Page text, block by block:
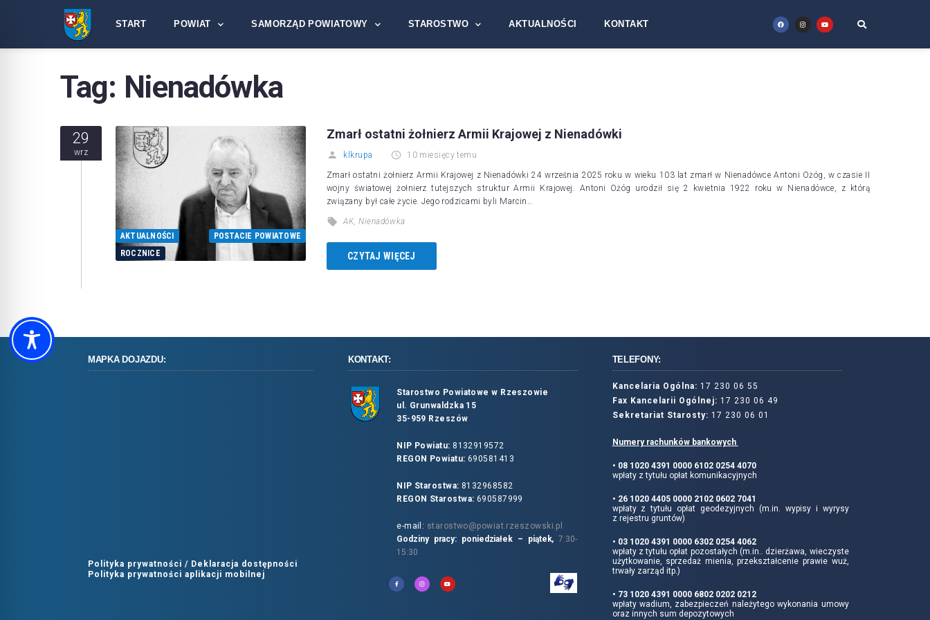
START POWIAT SAMORZĄD POWIATOWY STAROSTWO AKTUALNOŚCI KONTAKT
Tag: Nienadówka
29
wrz
AKTUALNOŚCI
POSTACIE POWIATOWE
ROCZNICE
Zmarł ostatni żołnierz Armii Krajowej z Nienadówki
klkrupa 10 miesięcy temu
Zmarł ostatni żołnierz Armii Krajowej z Nienadówki 24 września 2025 roku w wieku 103 lat zmarł w Nienadówce Antoni Ożóg, w czasie II
wojny światowej żołnierz tutejszych struktur Armii Krajowej. Antoni Ożóg urodził się 2 kwietnia 1922 roku w Nienadówce, z którą
związany był całe życie. Jego rodzicami byli Marcin…
AK,Nienadówka
CZYTAJ WIĘCEJ
MAPKA DOJAZDU:
Polityka prywatności / Deklaracja dostępności
Polityka prywatności aplikacji mobilnej
KONTAKT:
Starostwo Powiatowe w Rzeszowie
ul. Grunwaldzka 15
35-959 Rzeszów
NIP Powiatu: 8132919572
REGON Powiatu: 690581413
NIP Starostwa: 8132968582
REGON Starostwa: 690587999
e-mail: starostwo@powiat.rzeszowski.pl
Godziny pracy: poniedziałek – piątek,7:30-
15:30
TELEFONY:
Kancelaria Ogólna: 17 230 06 55
Fax Kancelarii Ogólnej: 17 230 06 49
Sekretariat Starosty: 17 230 06 01
Numery rachunków bankowych
• 08 1020 4391 0000 6102 0254 4070
wpłaty z tytułu opłat komunikacyjnych
• 26 1020 4405 0000 2102 0602 7041
wpłaty z tytułu opłat geodezyjnych (m.in. wypisy i wyrysy
z rejestru gruntów)
• 03 1020 4391 0000 6302 0254 4062
wpłaty z tytułu opłat pozostałych (m.in.. dzierżawa, wieczyste
użytkowanie, sprzedaż mienia, przekształcenie prawie wuż,
trwały zarząd itp.)
• 73 1020 4391 0000 6802 0202 0212
wpłaty wadium, zabezpieczeń należytego wykonania umowy
oraz innych sum depozytowych